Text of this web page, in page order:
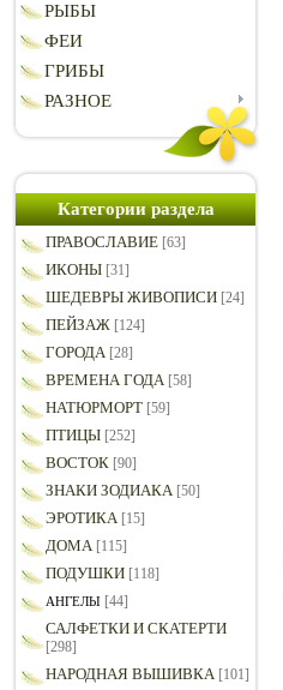
РЫБЫ
ФЕИ
ГРИБЫ
РАЗНОЕ
Категории раздела
ПРАВОСЛАВИЕ [63]
ИКОНЫ [31]
ШЕДЕВРЫ ЖИВОПИСИ [24]
ПЕЙЗАЖ [124]
ГОРОДА [28]
ВРЕМЕНА ГОДА [58]
НАТЮРМОРТ [59]
ПТИЦЫ [252]
ВОСТОК [90]
ЗНАКИ ЗОДИАКА [50]
ЭРОТИКА [15]
ДОМА [115]
ПОДУШКИ [118]
АНГЕЛЫ [44]
САЛФЕТКИ И СКАТЕРТИ
[298]
НАРОДНАЯ ВЫШИВКА [101]